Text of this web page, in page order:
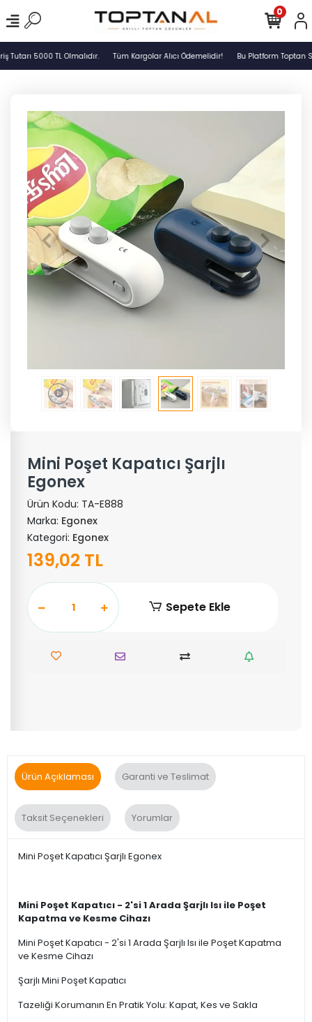
5000 TL Olmalıdır. Tüm Kargolar Alıcı Ödemelidir! Bu Platform Toptan
0
Mini Poşet Kapatıcı Şarjlı
Egonex
Ürün Kodu: TA-E888
Marka: Egonex
Kategori: Egonex
139,02 TL
Sepete Ekle
Ürün Açıklaması Garanti ve Teslimat
Taksit Seçenekleri Yorumlar
Mini Poşet Kapatıcı Şarjlı Egonex
Mini Poşet Kapatıcı - 2'si 1 Arada Şarjlı Isı ile Poşet
Kapatma ve Kesme Cihazı
Mini Poşet Kapatıcı - 2'si 1 Arada Şarjlı Isı ile Poşet Kapatma
ve Kesme Cihazı
Şarjlı Mini Poşet Kapatıcı
Tazeliği Korumanın En Pratik Yolu: Kapat, Kes ve Sakla